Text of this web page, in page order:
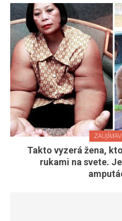
Takto vyzerá žena,
rukami na svete.